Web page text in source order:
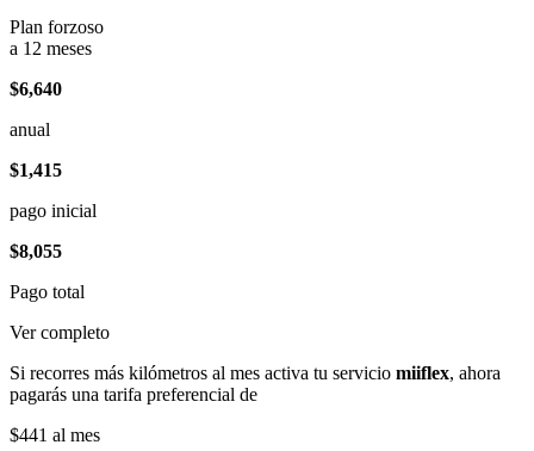
Plan forzoso
a 12 meses
$6,640
anual
$1,415
pago inicial
$8,055
Pago total
Ver completo
Si recorres más kilómetros al mes activa tu servicio miiflex, ahora
pagarás una tarifa preferencial de
$441 al mes